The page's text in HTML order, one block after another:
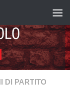
DI PARTITO